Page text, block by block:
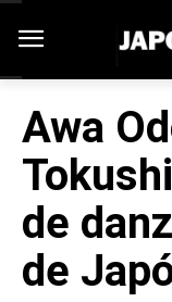
Awa
de
de